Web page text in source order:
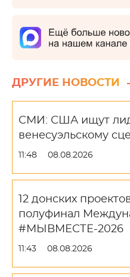
ДРУГИЕ НОВОСТИ
СМИ: США ищут
венесуэльскому
11:48 08.08.2026
12 донских
полуфинал
#МЫВМЕСТЕ-2026
11:43 08.08.2026